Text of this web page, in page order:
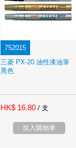
752015
三菱 PX-20 油性漆油筆
黑色
HK$ 16.80 / 支
加入購物車